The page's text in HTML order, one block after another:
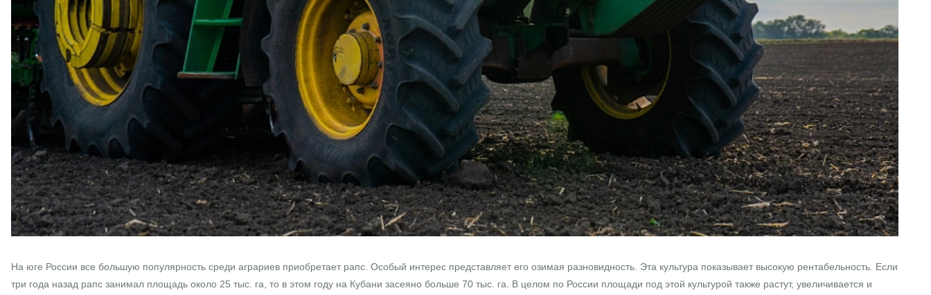
На юге России все большую популярность среди аграриев приобретает рапс. Особый интерес представляет его озимая разновидность. Эта культура показывает высокую рентабельность. Если
три года назад рапс занимал площадь около 25 тыс. га, то в этом году на Кубани засеяно больше 70 тыс. га. В целом по России площади под этой культурой также растут, увеличивается и